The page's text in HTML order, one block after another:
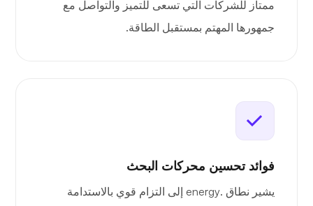
ممتاز للشركات التي تسعى للتميز والتواصل مع
جمهورها المهتم بمستقبل الطاقة.
فوائد تحسين محركات البحث
يشير نطاق .energy إلى التزام قوي بالاستدامة